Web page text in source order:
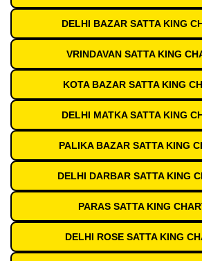
DELHI BAZAR SATTA KING
VRINDAVAN SATTA KING
KOTA BAZAR SATTA KING
DELHI MATKA SATTA KING
PALIKA BAZAR SATTA KING
DELHI DARBAR SATTA KING
PARAS SATTA KING
DELHI ROSE SATTA KING